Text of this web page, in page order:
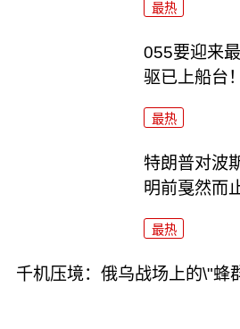
最热
055要迎来
驱已上船台！
最热
特朗普对波
明前戛然而
最热
千机压境：俄乌战场上的\"蜂